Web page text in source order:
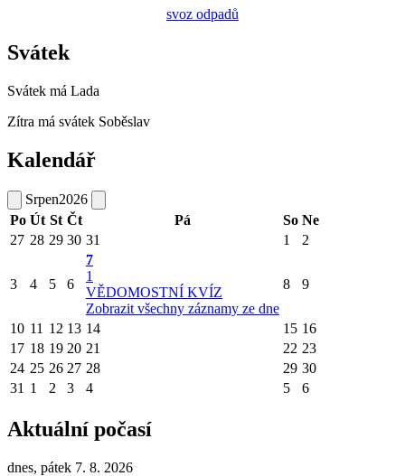
svoz odpadů
Svátek
Svátek má Lada
Zítra má svátek Soběslav
Kalendář
Srpen2026
Po Út St Čt Pá So Ne
27 28 29 30 31 1 2
3 4 5 6
7
1
VĚDOMOSTNÍ KVÍZ
Zobrazit všechny záznamy ze dne
8 9
10 11 12 13 14 15 16
17 18 19 20 21 22 23
24 25 26 27 28 29 30
31 1 2 3 4 5 6
Aktuální počasí
dnes, pátek 7. 8. 2026